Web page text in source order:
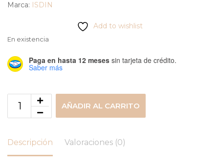
Marca: ISDIN
Add to wishlist
En existencia
Paga en hasta 12 meses sin tarjeta de crédito.
Saber más
AÑADIR AL CARRITO
Descripción Valoraciones (0)